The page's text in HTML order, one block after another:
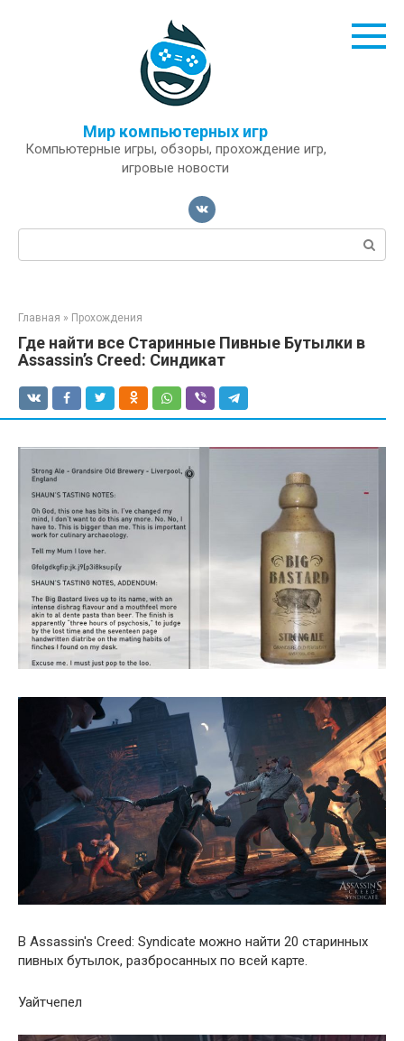
Мир компьютерных игр
Компьютерные игры, обзоры, прохождение игр,
игровые новости
Поиск:
Главная » Прохождения
Где найти все Старинные Пивные Бутылки в
Assassin’s Creed: Синдикат
В Assassin's Creed: Syndicate можно найти 20 старинных
пивных бутылок, разбросанных по всей карте.
Уайтчепел